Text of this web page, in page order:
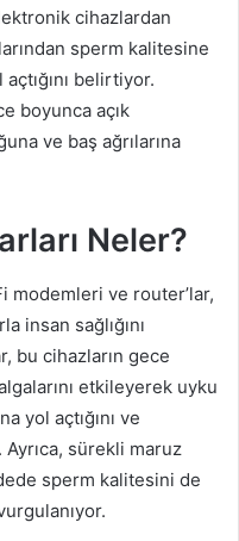
cihazlardan
sperm kalitesine
belirtiyor.
boyunca açık
ve baş ağrılarına
Neler?
modemleri ve router’lar,
insan sağlığını
bu cihazların gece
etkileyerek uyku
yol açtığını ve
sürekli maruz
sperm kalitesini de